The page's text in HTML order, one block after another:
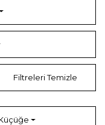
Filtreleri Temizle